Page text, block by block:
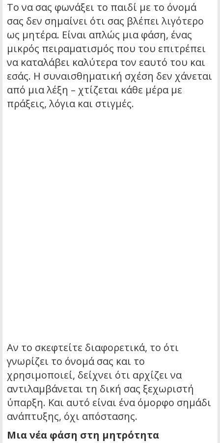
Το να σας φωνάξει το παιδί με το όνομά
σας δεν σημαίνει ότι σας βλέπει λιγότερο
ως μητέρα. Είναι απλώς μια φάση, ένας
μικρός πειραματισμός που του επιτρέπει
να καταλάβει καλύτερα τον εαυτό του και
εσάς. Η συναισθηματική σχέση δεν χάνεται
από μια λέξη – χτίζεται κάθε μέρα με
πράξεις, λόγια και στιγμές.
Αν το σκεφτείτε διαφορετικά, το ότι
γνωρίζει το όνομά σας και το
χρησιμοποιεί, δείχνει ότι αρχίζει να
αντιλαμβάνεται τη δική σας ξεχωριστή
ύπαρξη. Και αυτό είναι ένα όμορφο σημάδι
ανάπτυξης, όχι απόστασης.
Μια νέα φάση στη μητρότητα